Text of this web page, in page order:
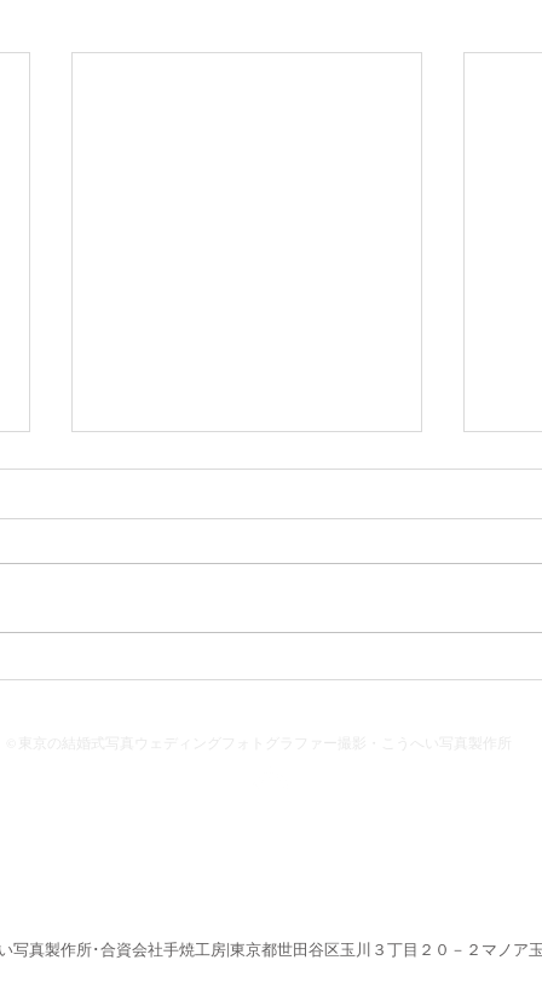
写真製作所･合資会社手焼工房|東京都世田谷区玉川３丁目２０－２マノア